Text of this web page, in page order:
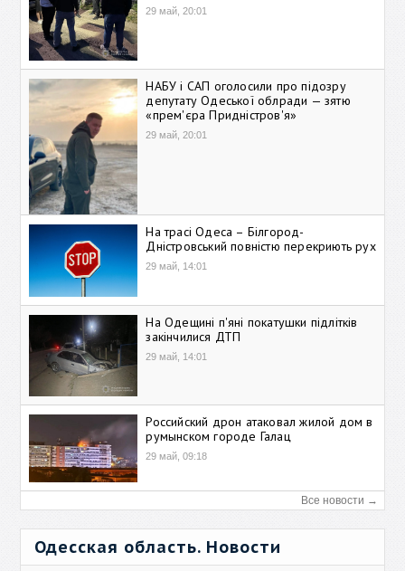
29 май, 20:01
НАБУ і САП оголосили про підозру
депутату Одеської облради — зятю
«прем'єра Придністров'я»
29 май, 20:01
На трасі Одеса – Білгород-
Дністровський повністю перекриють рух
29 май, 14:01
На Одещині п'яні покатушки підлітків
закінчилися ДТП
29 май, 14:01
Российский дрон атаковал жилой дом в
румынском городе Галац
29 май, 09:18
Все новости →
Одесская область. Новости